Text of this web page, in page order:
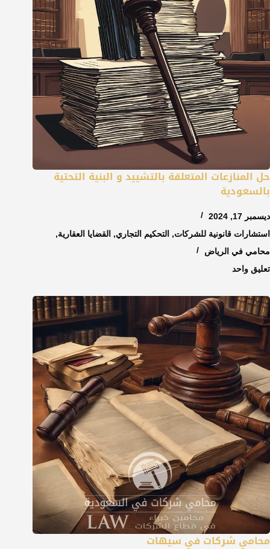
حل المنازعات المتعلقة بالتشييد و البنية التحتية
بالسعودية
ديسمبر 17, 2024
استشارات قانونية للشركات, التحكيم التجاري, القضايا العقارية,
محامي في الرياض
تعليق واحد
محامي شركات في سيهات